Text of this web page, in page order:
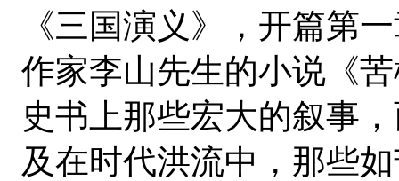
《三国演义》，开篇第
作家李山先生的小说《
史书上那些宏大的叙事
及在时代洪流中，那些